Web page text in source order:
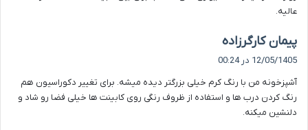
عالیه.
پیمان کارگرزاده
ف
:
12/05/1405 در 00:24
آشپزخونه من با رنگ کرم خیلی بزرگتر دیده میشه. برای تغییر دکوراسیون هم
رنگ کردن درب ها و استفاده از ظروف رنگی روی کابینت ها خیلی فضا رو شاد و
دلنشین میکنه.